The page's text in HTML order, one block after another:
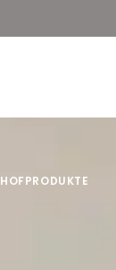
HOFPRODUKTE